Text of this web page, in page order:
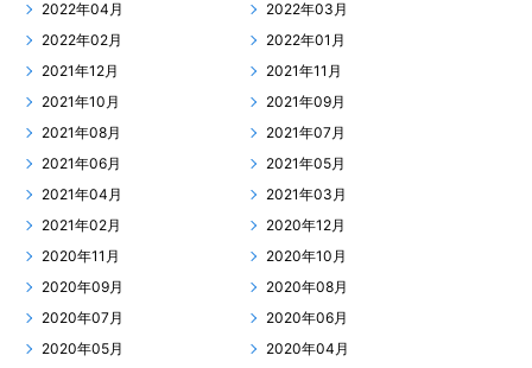
2022年04月
2022年03月
2022年02月
2022年01月
2021年12月
2021年11月
2021年10月
2021年09月
2021年08月
2021年07月
2021年06月
2021年05月
2021年04月
2021年03月
2021年02月
2020年12月
2020年11月
2020年10月
2020年09月
2020年08月
2020年07月
2020年06月
2020年05月
2020年04月